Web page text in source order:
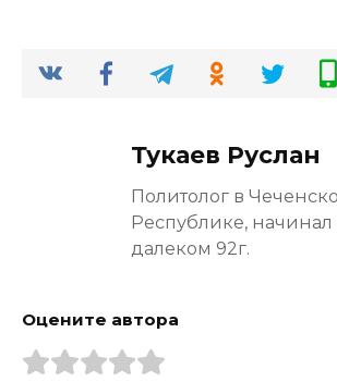
Тукаев Руслан
Политолог в
Республике, начинал
далеком 92г.
Оцените автора